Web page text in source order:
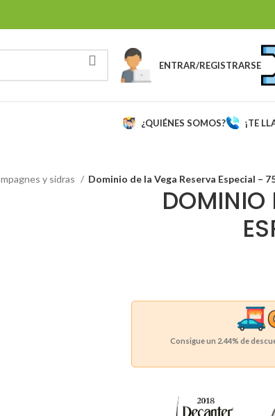
ENTRAR/REGISTRARSE
¿QUIÉNES SOMOS? ¡TE
y sidras Dominio de la Vega Reserva Especial –
DOMINIO
Consigue un 2.44% de